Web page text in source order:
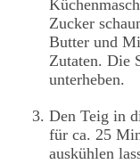
Zucker
Butter und
Zutaten. Die
unterheben.
Den Teig in
für ca. 25
auskühlen